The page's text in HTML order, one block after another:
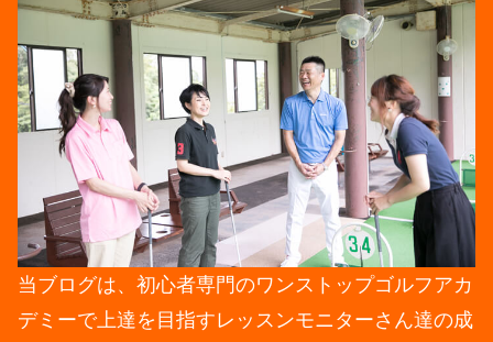
当ブログは、初心者専門のワンストップゴルフアカ
デミーで上達を目指すレッスンモニターさん達の成